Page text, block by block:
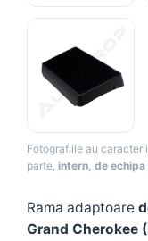
Camere Fiat
Camere înregistrare
Accesorii multimedia
Conectică Auto
Conectică Auto
Fotografiile au caracter
parte, intern, de
Rama adaptoare
Grand Cherokee